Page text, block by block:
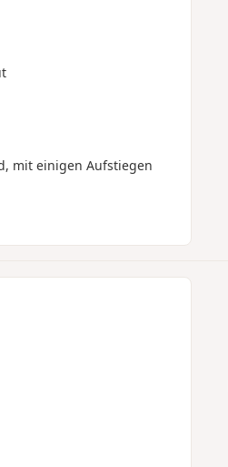
mit einigen Aufstiegen